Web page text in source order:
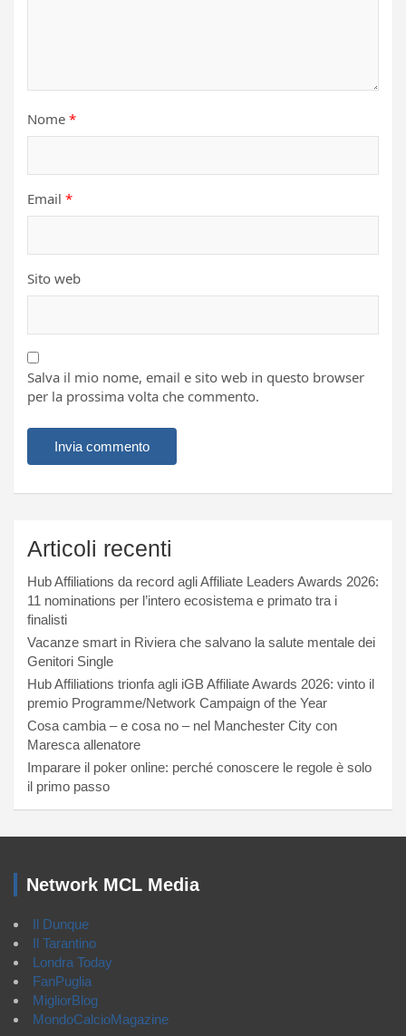
Nome *
Email *
Sito web
Salva il mio nome, email e sito web in questo browser
per la prossima volta che commento.
Articoli recenti
Hub Affiliations da record agli Affiliate Leaders Awards 2026:
11 nominations per l’intero ecosistema e primato tra i
finalisti
Vacanze smart in Riviera che salvano la salute mentale dei
Genitori Single
Hub Affiliations trionfa agli iGB Affiliate Awards 2026: vinto il
premio Programme/Network Campaign of the Year
Cosa cambia – e cosa no – nel Manchester City con
Maresca allenatore
Imparare il poker online: perché conoscere le regole è solo
il primo passo
Network MCL Media
Il Dunque
Il Tarantino
Londra Today
FanPuglia
MigliorBlog
MondoCalcioMagazine